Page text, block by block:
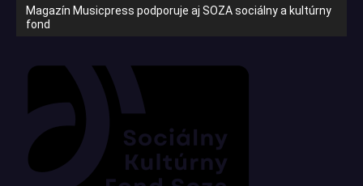
Magazín Musicpress podporuje aj SOZA sociálny a kultúrny
fond